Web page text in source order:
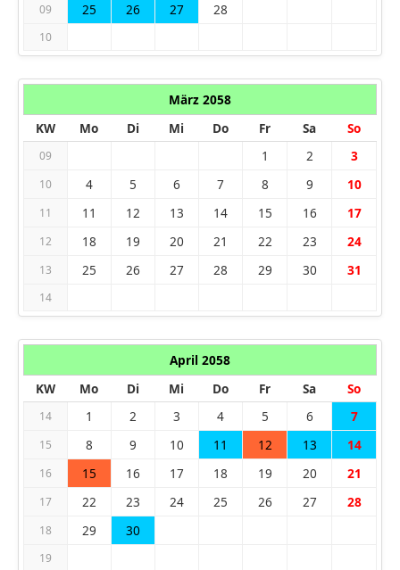
09 25 26 27 28
10
März 2058
KW
Mo Di Mi Do Fr Sa So
09 1 2 3
10 4 5 6 7 8 9 10
11 11 12 13 14 15 16 17
12 18 19 20 21 22 23 24
13 25 26 27 28 29 30 31
14
April 2058
KW
Mo Di Mi Do Fr Sa So
14 1 2 3 4 5 6 7
15 8 9 10 11 12 13 14
16 15 16 17 18 19 20 21
17 22 23 24 25 26 27 28
18 29 30
19